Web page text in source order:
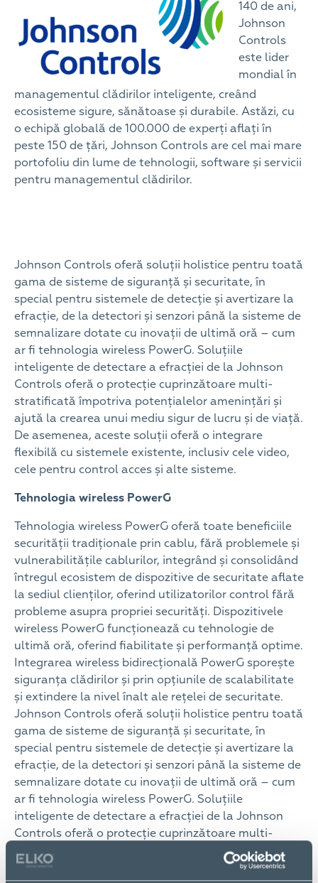
140 de ani,
Johnson
Controls
este lider
mondial în
managementul clădirilor inteligente, creând
ecosisteme sigure, sănătoase și durabile. Astăzi, cu
o echipă globală de 100.000 de experți aflați în
peste 150 de țări, Johnson Controls are cel mai mare
portofoliu din lume de tehnologii, software și servicii
pentru managementul clădirilor.
Johnson Controls oferă soluții holistice pentru toată
gama de sisteme de siguranță și securitate, în
special pentru sistemele de detecție și avertizare la
efracție, de la detectori și senzori până la sisteme de
semnalizare dotate cu inovații de ultimă oră – cum
ar fi tehnologia wireless PowerG. Soluțiile
inteligente de detectare a efracției de la Johnson
Controls oferă o protecție cuprinzătoare multi-
stratificată împotriva potențialelor amenințări și
ajută la crearea unui mediu sigur de lucru și de viață.
De asemenea, aceste soluții oferă o integrare
flexibilă cu sistemele existente, inclusiv cele video,
cele pentru control acces și alte sisteme.
Tehnologia wireless PowerG
Tehnologia wireless PowerG oferă toate beneficiile
securității tradiționale prin cablu, fără problemele și
vulnerabilitățile cablurilor, integrând și consolidând
întregul ecosistem de dispozitive de securitate aflate
la sediul clienților, oferind utilizatorilor control fără
probleme asupra propriei securități. Dispozitivele
wireless PowerG funcționează cu tehnologie de
ultimă oră, oferind fiabilitate și performanță optime.
Integrarea wireless bidirecțională PowerG sporește
siguranța clădirilor și prin opțiunile de scalabilitate
și extindere la nivel înalt ale rețelei de securitate.
Johnson Controls oferă soluții holistice pentru toată
gama de sisteme de siguranță și securitate, în
special pentru sistemele de detecție și avertizare la
efracție, de la detectori și senzori până la sisteme de
semnalizare dotate cu inovații de ultimă oră – cum
ar fi tehnologia wireless PowerG. Soluțiile
inteligente de detectare a efracției de la Johnson
Controls oferă o protecție cuprinzătoare multi-
stratificată împotriva potențialelor amenințări și
ajută la crearea unui mediu sigur de lucru și de viață.